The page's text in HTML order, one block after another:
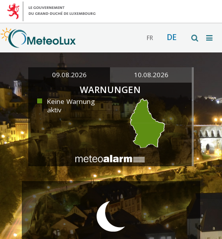
FR DE
09.08.2026 10.08.2026
WARNUNGEN
Keine Warnung
aktiv